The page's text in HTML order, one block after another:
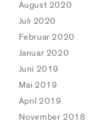
August 2020
Juli 2020
Februar 2020
Januar 2020
Juni 2019
Mai 2019
April 2019
November 2018